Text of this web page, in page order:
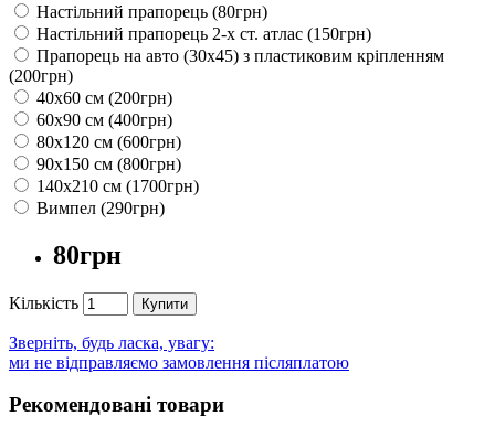
Настільний прапорець (80грн)
Настільний прапорець 2-х ст. атлас (150грн)
Прапорець на авто (30х45) з пластиковим кріпленням
(200грн)
40х60 см (200грн)
60х90 см (400грн)
80х120 см (600грн)
90х150 см (800грн)
140х210 см (1700грн)
Вимпел (290грн)
80грн
Кількість Купити
Зверніть, будь ласка, увагу:
ми не відправляємо замовлення післяплатою
Рекомендовані товари